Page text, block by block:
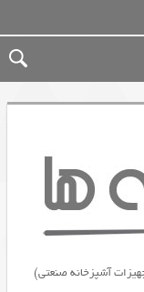
آشپزخانه صنعتی)